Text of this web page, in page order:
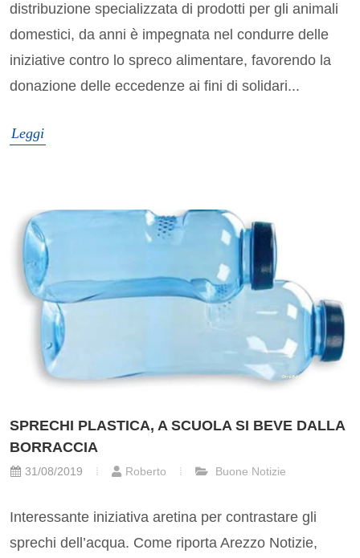
distribuzione specializzata di prodotti per gli animali
domestici, da anni è impegnata nel condurre delle
iniziative contro lo spreco alimentare, favorendo la
donazione delle eccedenze ai fini di solidari...
Leggi
SPRECHI PLASTICA, A SCUOLA SI BEVE DALLA
BORRACCIA
31/08/2019 Roberto Buone Notizie
Interessante iniziativa aretina per contrastare gli
sprechi dell’acqua. Come riporta Arezzo Notizie,